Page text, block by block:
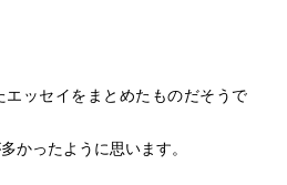
エッセイをまとめたものだそうで
かったように思います。